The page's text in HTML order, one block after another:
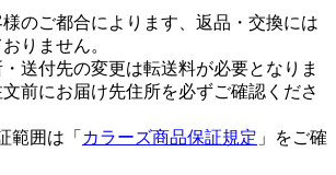
のご都合によります、返品・交換には
りません。
送付先の変更は転送料が必要となりま
前にお届け先住所を必ずご確認くださ
範囲は「 カラーズ商品保証規定 」をご確